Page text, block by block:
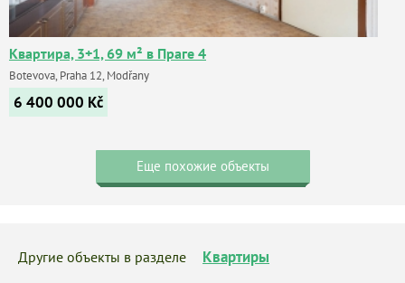
Квартира, 3+1, 69 м² в Праге 4
Botevova, Praha 12, Modřany
6 400 000 Kč
Еще похожие объекты
Другие объекты в разделе Квартиры